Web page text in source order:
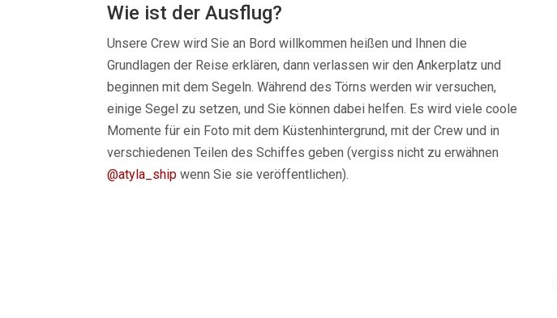
Wie ist der Ausflug?
Unsere Crew wird Sie an Bord willkommen heißen und Ihnen die
Grundlagen der Reise erklären, dann verlassen wir den Ankerplatz und
beginnen mit dem Segeln. Während des Törns werden wir versuchen,
einige Segel zu setzen, und Sie können dabei helfen. Es wird viele coole
Momente für ein Foto mit dem Küstenhintergrund, mit der Crew und in
verschiedenen Teilen des Schiffes geben (vergiss nicht zu erwähnen
@atyla_ship wenn Sie sie veröffentlichen).